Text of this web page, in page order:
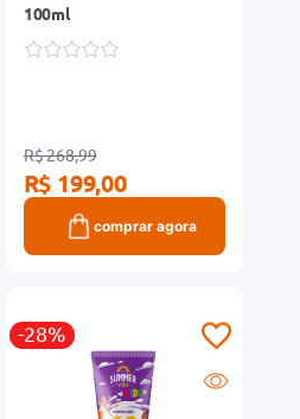
100ml
R$ 268,99
R$ 199,00
comprar agora
-28%